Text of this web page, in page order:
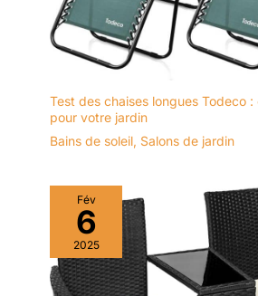
salon
chaque
un
embellira
mobilier
ET
D'USAGE:
ensemble
est conçu
montage
Test des chaises longues Todeco
pour votre jardin
Bains de soleil, Salons de jardin
Fév
6
2025